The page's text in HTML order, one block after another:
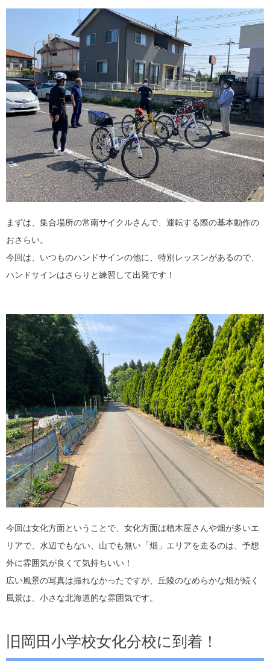
まずは、集合場所の常南サイクルさんで、運転する際の基本動作の
おさらい。
今回は、いつものハンドサインの他に、特別レッスンがあるので、
ハンドサインはさらりと練習して出発です！
今回は女化方面ということで、女化方面は植木屋さんや畑が多いエ
リアで、水辺でもない、山でも無い「畑」エリアを走るのは、予想
外に雰囲気が良くて気持ちいい！
広い風景の写真は撮れなかったですが、丘陵のなめらかな畑が続く
風景は、小さな北海道的な雰囲気です。
旧岡田小学校女化分校に到着！